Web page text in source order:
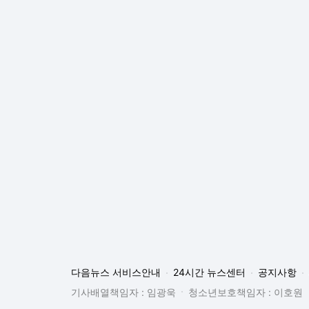
다음뉴스 서비스안내 24시간 뉴스센터 공지사항
기사배열책임자 : 임광욱
청소년보호책임자 : 이호원